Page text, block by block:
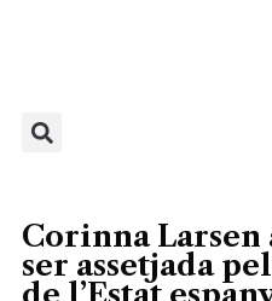
Corinna Larsen
ser assetjada